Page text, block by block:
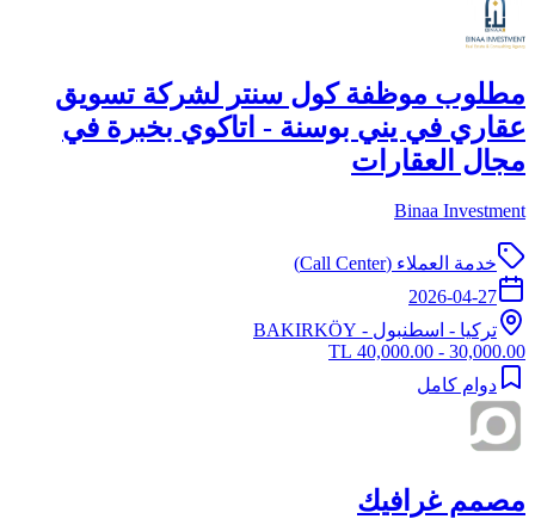
مطلوب موظفة كول سنتر لشركة تسويق
عقاري في يني بوسنة - اتاكوي بخبرة في
مجال العقارات
Binaa Investment
خدمة العملاء (Call Center)
2026-04-27
تركيا - اسطنبول - BAKIRKÖY
30,000.00 - 40,000.00 TL
دوام كامل
مصمم غرافيك